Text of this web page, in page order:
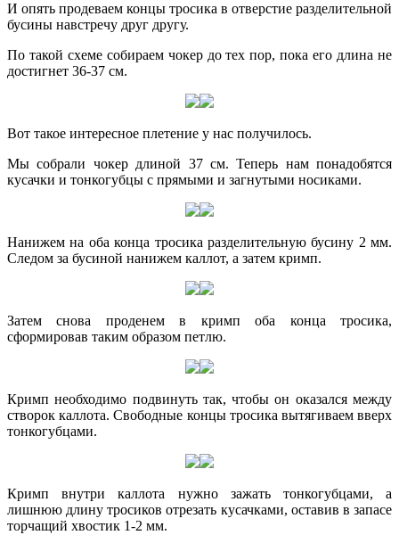
И опять продеваем концы тросика в отверстие разделительной
бусины навстречу друг другу.
По такой схеме собираем чокер до тех пор, пока его длина не
достигнет 36-37 см.
Вот такое интересное плетение у нас получилось.
Мы собрали чокер длиной 37 см. Теперь нам понадобятся
кусачки и тонкогубцы с прямыми и загнутыми носиками.
Нанижем на оба конца тросика разделительную бусину 2 мм.
Следом за бусиной нанижем каллот, а затем кримп.
Затем снова проденем в кримп оба конца тросика,
сформировав таким образом петлю.
Кримп необходимо подвинуть так, чтобы он оказался между
створок каллота. Свободные концы тросика вытягиваем вверх
тонкогубцами.
Кримп внутри каллота нужно зажать тонкогубцами, а
лишнюю длину тросиков отрезать кусачками, оставив в запасе
торчащий хвостик 1-2 мм.